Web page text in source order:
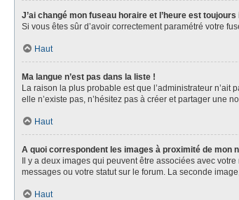
J’ai changé mon fuseau horaire et l’heure est
Si vous êtes sûr d’avoir correctement paramétré votre
Haut
Ma langue n’est pas dans la liste !
La raison la plus probable est que l’administrateur
elle n’existe pas, n’hésitez pas à créer et partager une
Haut
A quoi correspondent les images à proximité de mon
Il y a deux images qui peuvent être associées avec
messages ou votre statut sur le forum. La seconde
Haut